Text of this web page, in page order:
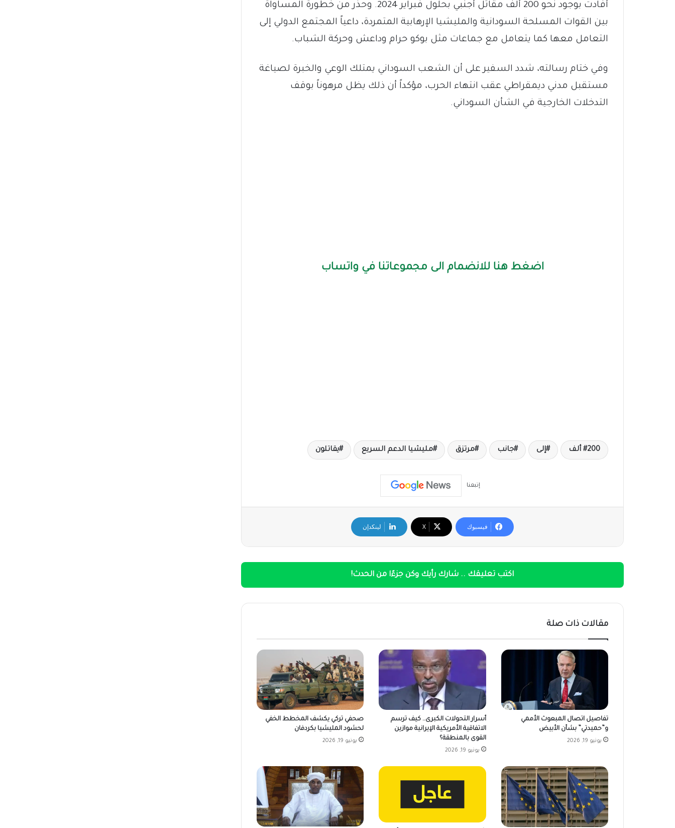
أفادت بوجود نحو 200 ألف مقاتل أجنبي بحلول فبراير 2024. وحذّر من خطورة المساواة
بين القوات المسلحة السودانية والمليشيا الإرهابية المتمردة، داعياً المجتمع الدولي إلى
التعامل معها كما يتعامل مع جماعات مثل بوكو حرام وداعش وحركة الشباب.
وفي ختام رسالته، شدد السفير على أن الشعب السوداني يمتلك الوعي والخبرة لصياغة
مستقبل مدني ديمقراطي عقب انتهاء الحرب، مؤكداً أن ذلك يظل مرهوناً بوقف
التدخلات الخارجية في الشأن السوداني.
اضغط هنا للانضمام الى مجموعاتنا في واتساب
200 ألف إلى جانب مرتزق مليشيا الدعم السريع يقاتلون
إتبعنا
فيسبوك ‫X لينكدإن
اكتب تعليقك .. شارك رأيك وكن جزءًا من الحدث!
مقالات ذات صلة
تفاصيل اتصال المبعوث الأممي
و”حميدتي” بشأن الأبيض
يونيو 19, 2026
أسرار التحولات الكبرى.. كيف ترسم
الاتفاقية الأمريكية الإيرانية موازين
القوى بالمنطقة؟
يونيو 19, 2026
صحفي تركي يكشف المخطط الخفي
لحشود المليشيا بكردفان
يونيو 19, 2026